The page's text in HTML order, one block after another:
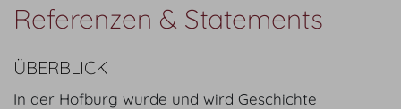
Referenzen & Statements
ÜBERBLICK
In der Hofburg wurde und wird Geschichte